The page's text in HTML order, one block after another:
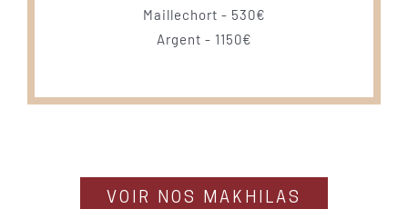
Maillechort - 530€
Argent - 1150€
VOIR NOS MAKHILAS